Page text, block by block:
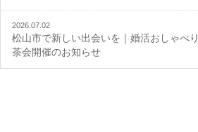
2026.07.02
松山市で新しい出会いを｜婚活おしゃべり
茶会開催のお知らせ